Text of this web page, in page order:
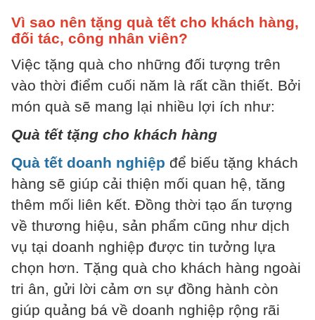
Vì sao nên tặng quà tết cho khách hàng,
đối tác, công nhân viên?
Việc tặng quà cho những đối tượng trên
vào thời điểm cuối năm là rất cần thiết. Bởi
món quà sẽ mang lại nhiều lợi ích như:
Quà tết tặng cho khách hàng
Quà tết doanh nghiệp để biếu tặng khách
hàng sẽ giúp cải thiện mối quan hệ, tăng
thêm mối liên kết. Đồng thời tạo ấn tượng
về thương hiệu, sản phẩm cũng như dịch
vụ tại doanh nghiệp được tin tưởng lựa
chọn hơn. Tặng quà cho khách hàng ngoài
tri ân, gửi lời cảm ơn sự đồng hành còn
giúp quảng bá về doanh nghiệp rộng rãi